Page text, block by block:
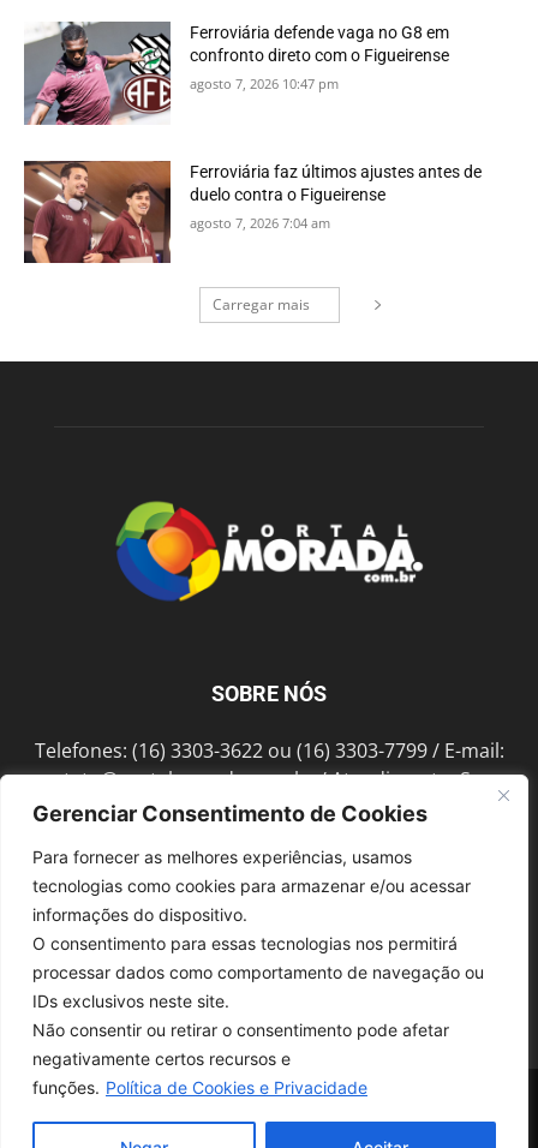
Gerenciar Consentimento de Cookies
Para fornecer as melhores experiências, usamos
tecnologias como cookies para armazenar e/ou acessar
informações do dispositivo.
O consentimento para essas tecnologias nos permitirá
processar dados como comportamento de navegação ou
IDs exclusivos neste site.
Não consentir ou retirar o consentimento pode afetar
negativamente certos recursos e
funções. Política de Cookies e Privacidade
Ferroviária defende vaga no G8 em
confronto direto com o Figueirense
agosto 7, 2026 10:47 pm
Ferroviária faz últimos ajustes antes de
duelo contra o Figueirense
agosto 7, 2026 7:04 am
Carregar mais
SOBRE NÓS
Telefones: (16) 3303-3622 ou (16) 3303-7799 / E-mail:
contato@portalmorada.com.br/ Atendimento: Seg a
Sex das 8h às 18h / Endereço: Av. Bento de Abreu, 889
SIGA-NOS
© 1997-2022, GRUPO ROBERTO MONTORO É proibida a reprodução do
conteúdo em qualquer meio de comunicação, eletrônico ou impresso,